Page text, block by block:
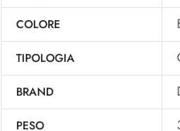
COLORE
TIPOLOGIA
BRAND
PESO